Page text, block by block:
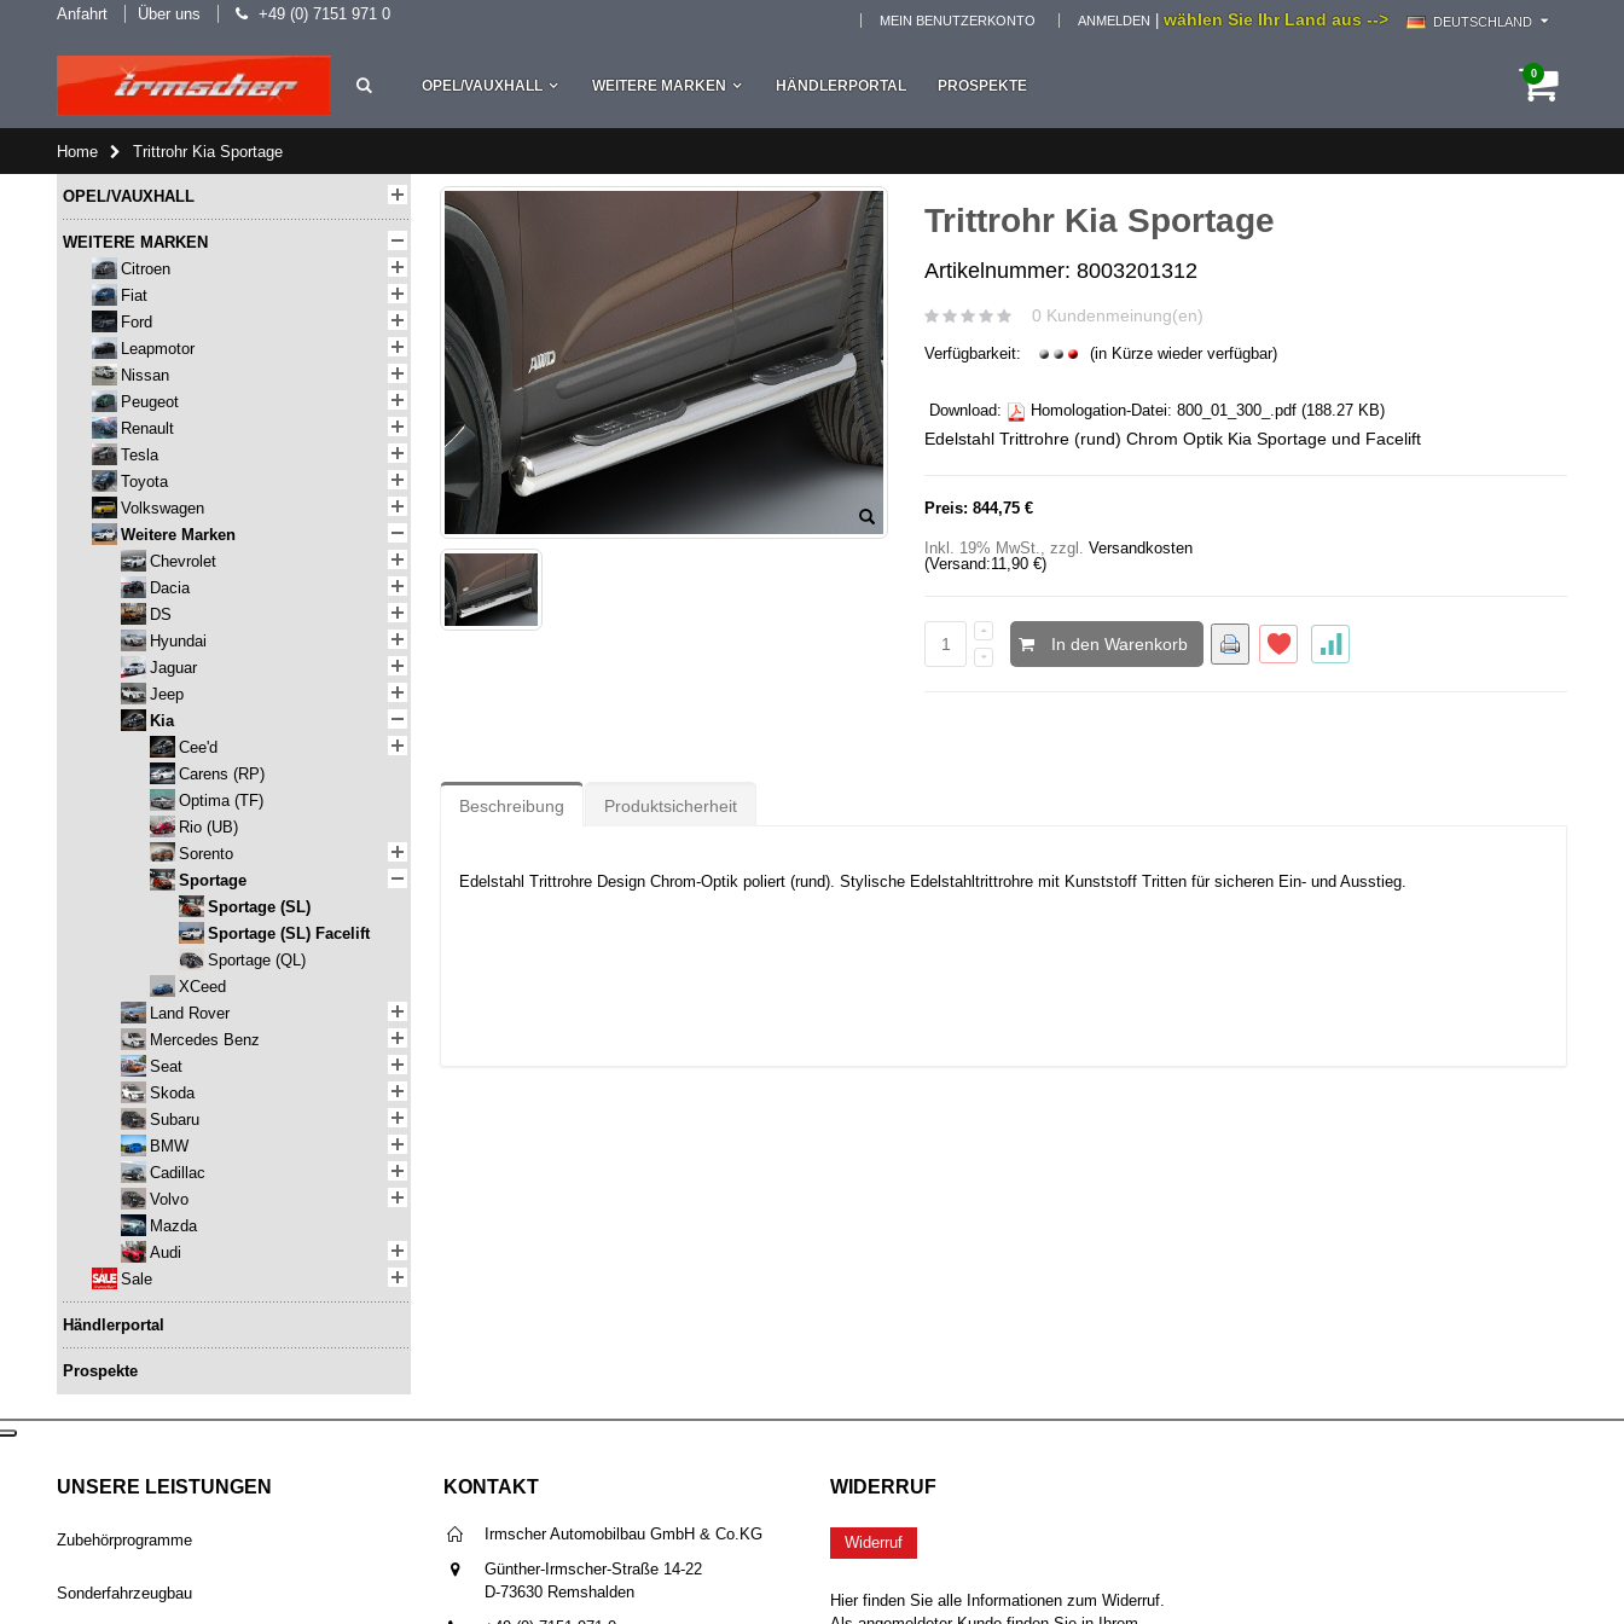
Anfahrt Über uns +49 (0) 7151 971 0 wählen Sie Ihr Land aus --> DEUTSCHLAND
MEIN BENUTZERKONTO ANMELDEN
0
OPEL/VAUXHALL WEITERE MARKEN HÄNDLERPORTAL PROSPEKTE
Home Trittrohr Kia Sportage
Trittrohr Kia Sportage
Artikelnummer: 8003201312
0 Kundenmeinung(en)
Verfügbarkeit: (in Kürze wieder verfügbar)
Download: Homologation-Datei:800_01_300_.pdf (188.27 KB)
Edelstahl Trittrohre (rund) Chrom Optik Kia Sportage und Facelift
Preis: 844,75 €
Inkl. 19% MwSt.,zzgl.Versandkosten
(Versand:11,90 €)
In den Warenkorb
Beschreibung Produktsicherheit
Edelstahl Trittrohre Design Chrom-Optik poliert (rund). Stylische Edelstahltrittrohre mit Kunststoff Tritten für sicheren Ein- und Ausstieg.
OPEL/VAUXHALL
WEITERE MARKEN
Citroen
Fiat
Ford
Leapmotor
Nissan
Peugeot
Renault
Tesla
Toyota
Volkswagen
Weitere Marken
Chevrolet
Dacia
DS
Hyundai
Jaguar
Jeep
Kia
Cee'd
Carens (RP)
Optima (TF)
Rio (UB)
Sorento
Sportage
Sportage (SL)
Sportage (SL) Facelift
Sportage (QL)
XCeed
Land Rover
Mercedes Benz
Seat
Skoda
Subaru
BMW
Cadillac
Volvo
Mazda
Audi
Sale
Händlerportal
Prospekte
UNSERE LEISTUNGEN
Zubehörprogramme
Sonderfahrzeugbau
KONTAKT
Irmscher Automobilbau GmbH & Co.KG
Günther-Irmscher-Straße 14-22
D-73630 Remshalden
WIDERRUF
Widerruf
Hier finden Sie alle Informationen zum Widerruf.